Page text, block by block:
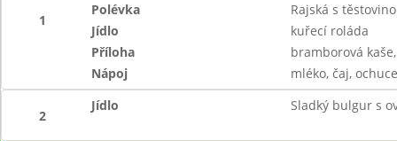
1
Polévka
Rajská s
Jídlo
kuřecí roláda
Příloha
bramborová
Nápoj
mléko, čaj,
2
Jídlo Sladký bulgur s